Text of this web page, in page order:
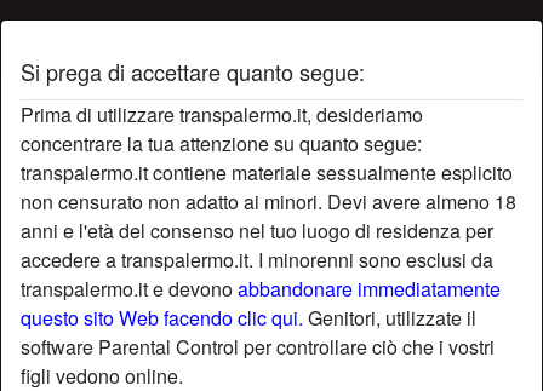
Si prega di accettare quanto segue:
Prima di utilizzare transpalermo.it, desideriamo
concentrare la tua attenzione su quanto segue:
transpalermo.it contiene materiale sessualmente esplicito
non censurato non adatto ai minori. Devi avere almeno 18
anni e l'età del consenso nel tuo luogo di residenza per
accedere a transpalermo.it. I minorenni sono esclusi da
transpalermo.it e devonoabbandonare immediatamente
questo sito Web facendo clic qui. Genitori, utilizzate il
software Parental Control per controllare ciò che i vostri
figli vedono online.
Profilo di gattinaincalore